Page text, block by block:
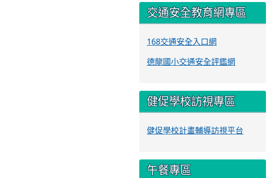
交通安全教育網專區
168交通安全入口網
德龍國小交通安全評鑑網
健促學校訪視專區
健促學校計畫輔導訪視平台
午餐專區